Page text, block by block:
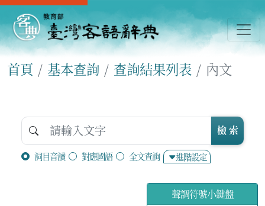
首頁 基本查詢 查詢結果列表 內文
詞目音讀 對應國語 全文查詢 進階設定
檢 索
聲調符號小鍵盤